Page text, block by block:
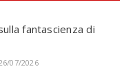
fantascienza di
07/2026